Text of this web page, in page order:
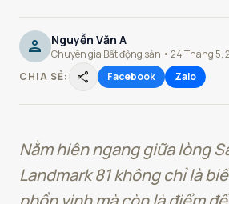
person Nguyễn Văn A
Chuyên gia Bất động sản • 24 Tháng 5,
CHIA SẺ:
share Facebook Zalo
Nằm hiên ngang giữa lòng
Landmark 81 không chỉ là